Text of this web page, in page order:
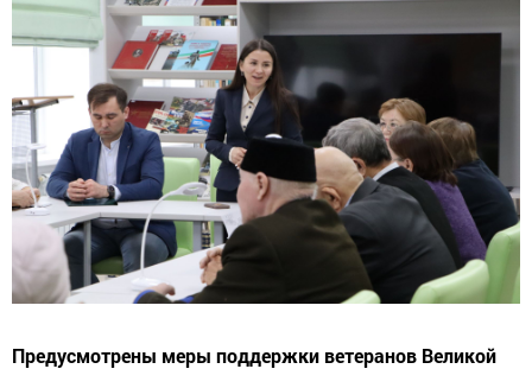
Предусмотрены меры поддержки ветеранов Великой